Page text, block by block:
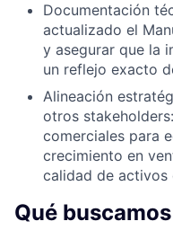
Documentación
actualizado el
y asegurar que la
un reflejo exacto
Alineación
otros
comerciales para
crecimiento en
calidad de activos
Qué